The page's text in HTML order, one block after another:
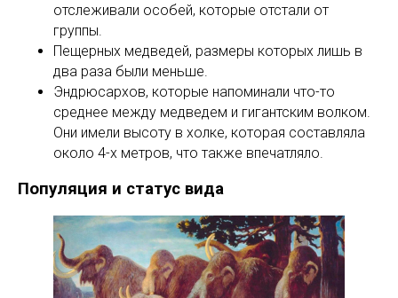
отслеживали особей, которые отстали от
группы.
Пещерных медведей, размеры которых лишь в
два раза были меньше.
Эндрюсархов, которые напоминали что-то
среднее между медведем и гигантским волком.
Они имели высоту в холке, которая составляла
около 4-х метров, что также впечатляло.
Популяция и статус вида